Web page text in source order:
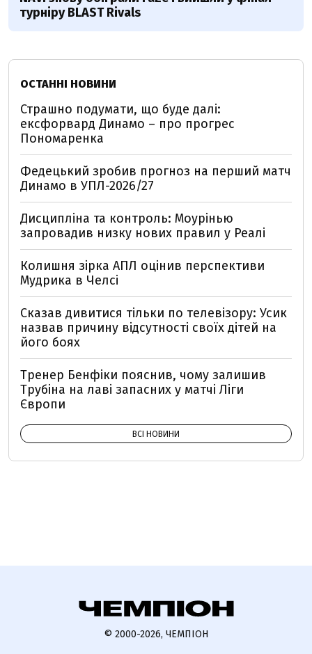
турніру BLAST Rivals
ОСТАННІ НОВИНИ
Страшно подумати, що буде далі:
ексфорвард Динамо – про прогрес
Пономаренка
Федецький зробив прогноз на перший матч
Динамо в УПЛ-2026/27
Дисципліна та контроль: Моурінью
запровадив низку нових правил у Реалі
Колишня зірка АПЛ оцінив перспективи
Мудрика в Челсі
Сказав дивитися тільки по телевізору: Усик
назвав причину відсутності своїх дітей на
його боях
Тренер Бенфіки пояснив, чому залишив
Трубіна на лаві запасних у матчі Ліги
Європи
ВСІ НОВИНИ
© 2000-2026, ЧЕМПІОН